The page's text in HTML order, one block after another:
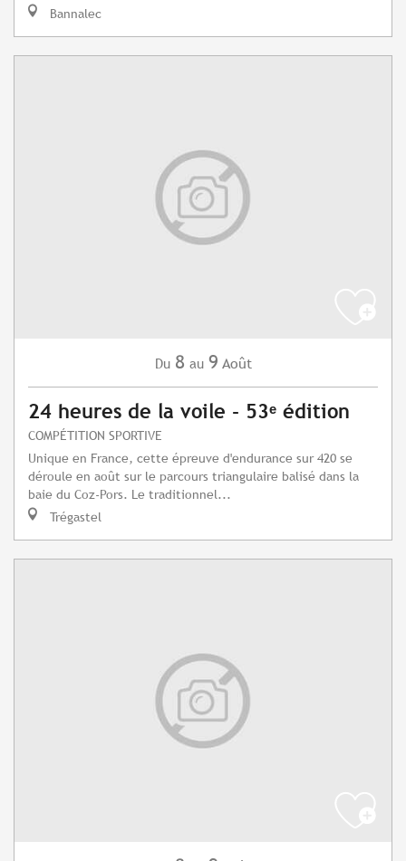
Bannalec
Du 8 au 9 Août
24 heures de la voile - 53ᵉ édition
COMPÉTITION SPORTIVE
Unique en France, cette épreuve d'endurance sur 420 se
déroule en août sur le parcours triangulaire balisé dans la
baie du Coz-Pors. Le traditionnel...
Trégastel